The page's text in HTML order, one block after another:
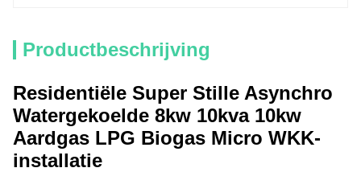
Productbeschrijving
Residentiële Super Stille Asynchro
Watergekoelde 8kw 10kva 10kw
Aardgas LPG Biogas Micro WKK-
installatie